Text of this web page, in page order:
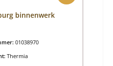
binnenwerk
01038970
Thermia